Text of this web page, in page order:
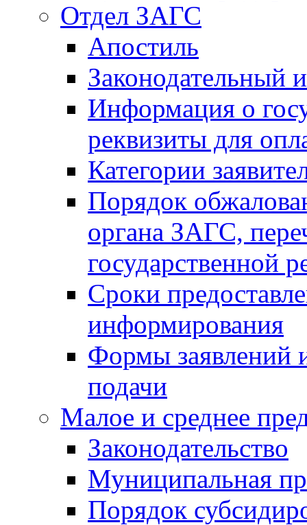
Отдел ЗАГС
Апостиль
Законодательный
Информация о
реквизиты для
Категории
Порядок
органа ЗАГС,
государственной
Сроки
информирования
Формы заявлений
подачи
Малое и среднее
Законодательство
Муниципальная
Порядок